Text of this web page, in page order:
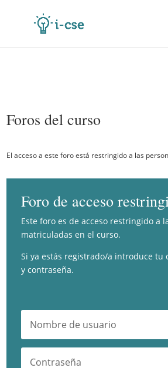
Foros del curso
El acceso a este foro está restringido a las
Foro de acceso
Este foro es de acceso restringido a
matriculadas en el curso.
Si ya estás registrado/a introduce tu
y contraseña.